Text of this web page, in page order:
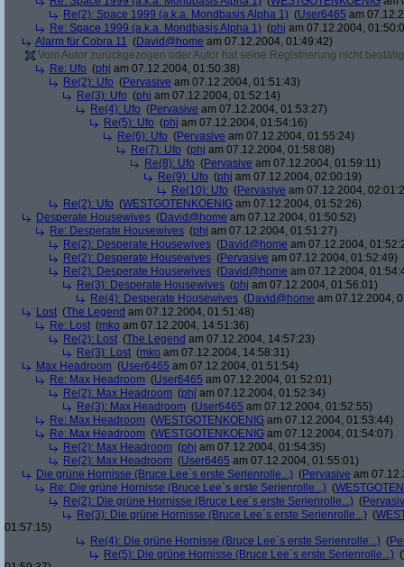
Re(2): Space 1999 (a.k.a. Mondbasis Alpha 1) (User6465 am
Re: Space 1999 (a.k.a. Mondbasis Alpha 1) (phj am 07.12.2004,
Alarm für Cobra 11 (David@home am 07.12.2004, 01:49:42)
Vom Autor zurückgezogen oder Autor hat seine Registrierung nicht
Re: Ufo (phj am 07.12.2004, 01:50:38)
Re(2): Ufo (Pervasive am 07.12.2004, 01:51:43)
Re(3): Ufo (phj am 07.12.2004, 01:52:14)
Re(4): Ufo (Pervasive am 07.12.2004, 01:53:27)
Re(5): Ufo (phj am 07.12.2004, 01:54:16)
Re(6): Ufo (Pervasive am 07.12.2004, 01:55:24)
Re(7): Ufo (phj am 07.12.2004, 01:58:08)
Re(8): Ufo (Pervasive am 07.12.2004, 01:59:11)
Re(9): Ufo (phj am 07.12.2004, 02:00:19)
Re(10): Ufo (Pervasive am 07.12.2004,
Re(2): Ufo (WESTGOTENKOENIG am 07.12.2004, 01:52:26)
Desperate Housewives (David@home am 07.12.2004, 01:50:52)
Re: Desperate Housewives (phj am 07.12.2004, 01:51:27)
Re(2): Desperate Housewives (David@home am 07.12.2004,
Re(2): Desperate Housewives (Pervasive am 07.12.2004, 01:52:49)
Re(2): Desperate Housewives (David@home am 07.12.2004,
Re(3): Desperate Housewives (phj am 07.12.2004, 01:56:01)
Re(4): Desperate Housewives (David@home am 07.12.2004,
Lost (The Legend am 07.12.2004, 01:51:48)
Re: Lost (mko am 07.12.2004, 14:51:36)
Re(2): Lost (The Legend am 07.12.2004, 14:57:23)
Re(3): Lost (mko am 07.12.2004, 14:58:31)
Max Headroom (User6465 am 07.12.2004, 01:51:54)
Re: Max Headroom (User6465 am 07.12.2004, 01:52:01)
Re(2): Max Headroom (phj am 07.12.2004, 01:52:34)
Re(3): Max Headroom (User6465 am 07.12.2004, 01:52:55)
Re: Max Headroom (WESTGOTENKOENIG am 07.12.2004, 01:53:44)
Re: Max Headroom (WESTGOTENKOENIG am 07.12.2004, 01:54:07)
Re(2): Max Headroom (phj am 07.12.2004, 01:54:35)
Re(2): Max Headroom (User6465 am 07.12.2004, 01:55:01)
Die grüne Hornisse (Bruce Lee´s erste Serienrolle...) (Pervasive am
Re: Die grüne Hornisse (Bruce Lee´s erste Serienrolle...) (
Re(2): Die grüne Hornisse (Bruce Lee´s erste Serienrolle...) (
Re(3): Die grüne Hornisse (Bruce Lee´s erste Serienrolle...) (
01:57:15)
Re(4): Die grüne Hornisse (Bruce Lee´s erste Serienrolle...) (
Re(5): Die grüne Hornisse (Bruce Lee´s erste Serienrolle...) (